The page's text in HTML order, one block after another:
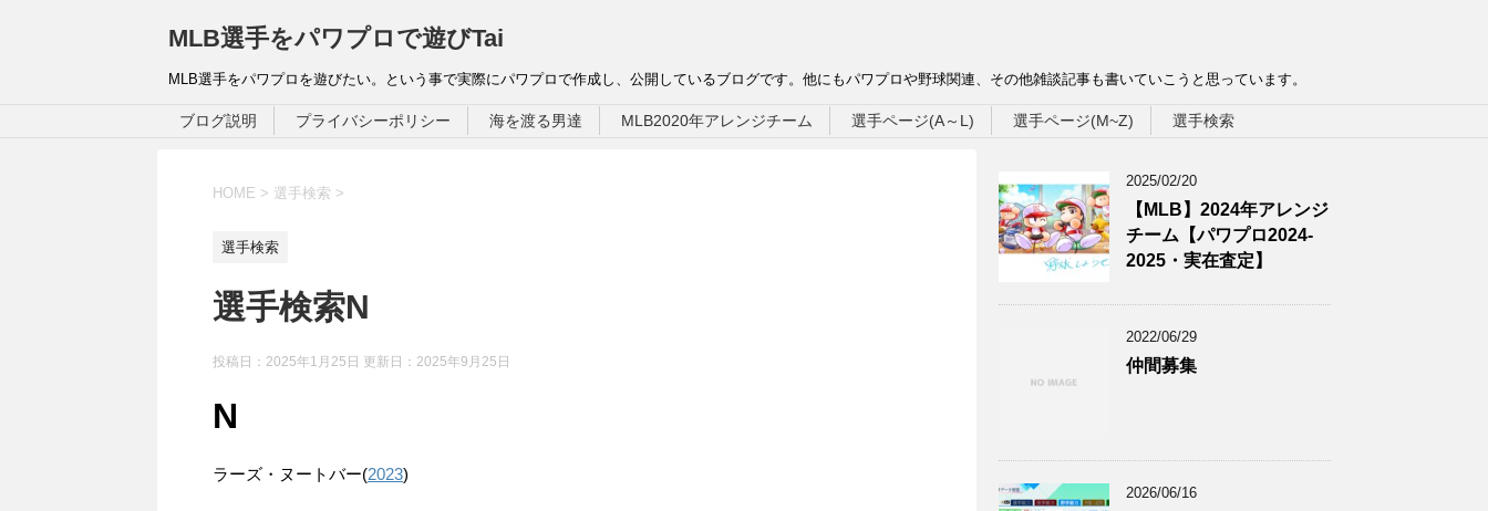
MLB選手をパワプロで遊びTai
MLB選手をパワプロを遊びたい。という事で実際にパワプロで作成し、公開しているブログです。他にもパワプロや野球関連、その他雑談記事も書いていこうと思っています。
ブログ説明 プライバシーポリシー 海を渡る男達 MLB2020年アレンジチーム 選手ページ(A～L) 選手ページ(M~Z) 選手検索
HOME > 選手検索 >
選手検索
選手検索N
投稿日：2025年1月25日 更新日： 2025年9月25日
N
ラーズ・ヌートバー(2023)
2025/02/20
【MLB】2024年アレンジ
チーム【パワプロ2024-
2025・実在査定】
2022/06/29
仲間募集
2026/06/16